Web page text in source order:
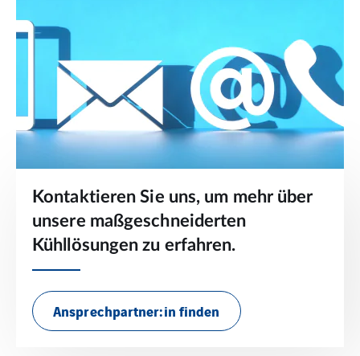
Kontaktieren Sie uns, um mehr über
unsere maßgeschneiderten
Kühllösungen zu erfahren.
Ansprechpartner:in finden